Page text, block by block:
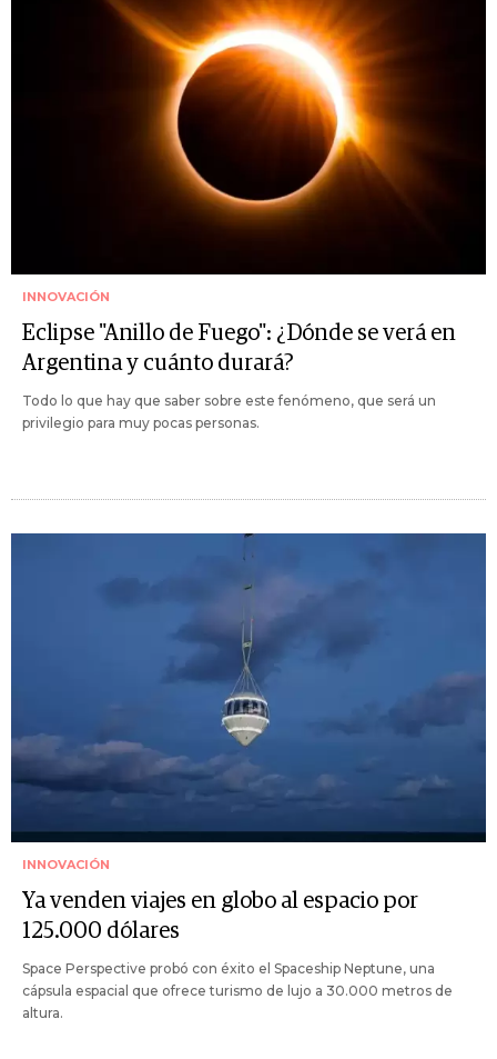
INNOVACIÓN
Eclipse "Anillo de Fuego": ¿Dónde se verá en
Argentina y cuánto durará?
Todo lo que hay que saber sobre este fenómeno, que será un
privilegio para muy pocas personas.
INNOVACIÓN
Ya venden viajes en globo al espacio por
125.000 dólares
Space Perspective probó con éxito el Spaceship Neptune, una
cápsula espacial que ofrece turismo de lujo a 30.000 metros de
altura.